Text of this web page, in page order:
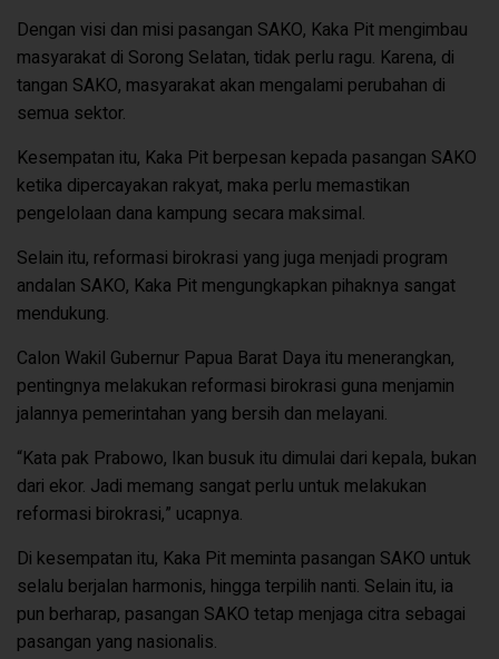
Dengan visi dan misi pasangan SAKO, Kaka Pit mengimbau
masyarakat di Sorong Selatan, tidak perlu ragu. Karena, di
tangan SAKO, masyarakat akan mengalami perubahan di
semua sektor.
Kesempatan itu, Kaka Pit berpesan kepada pasangan SAKO
ketika dipercayakan rakyat, maka perlu memastikan
pengelolaan dana kampung secara maksimal.
Selain itu, reformasi birokrasi yang juga menjadi program
andalan SAKO, Kaka Pit mengungkapkan pihaknya sangat
mendukung.
Calon Wakil Gubernur Papua Barat Daya itu menerangkan,
pentingnya melakukan reformasi birokrasi guna menjamin
jalannya pemerintahan yang bersih dan melayani.
“Kata pak Prabowo, Ikan busuk itu dimulai dari kepala, bukan
dari ekor. Jadi memang sangat perlu untuk melakukan
reformasi birokrasi,” ucapnya.
Di kesempatan itu, Kaka Pit meminta pasangan SAKO untuk
selalu berjalan harmonis, hingga terpilih nanti. Selain itu, ia
pun berharap, pasangan SAKO tetap menjaga citra sebagai
pasangan yang nasionalis.